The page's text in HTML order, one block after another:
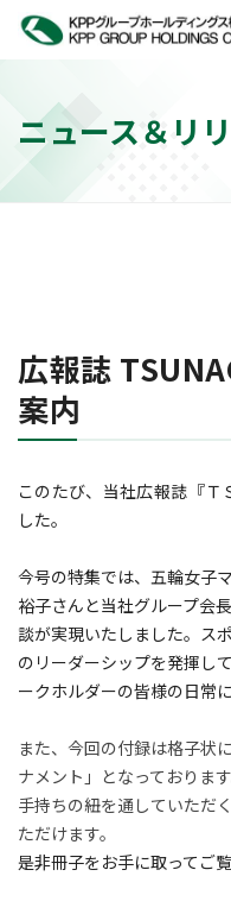
ニュース＆リ
広報誌
案内
このたび、当社広報誌『Ｔ
した。
今号の特集では、五輪女子
裕子さんと当社グループ会
談が実現いたしました。ス
のリーダーシップを発揮し
ークホルダーの皆様の日常
また、今回の付録は格子状
ナメント」となっておりま
手持ちの紐を通していただ
ただけます。
是非冊子をお手に取ってご覧